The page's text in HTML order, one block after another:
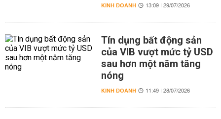
KINH DOANH 13:09 | 29/07/2026
Tín dụng bất động sản
của VIB vượt mức tỷ USD
sau hơn một năm tăng
nóng
KINH DOANH 11:49 | 28/07/2026